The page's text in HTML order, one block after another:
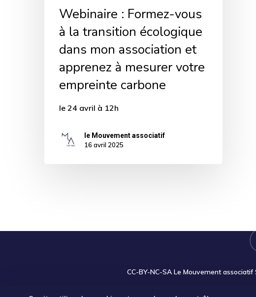
association
mesurer
votre
empreinte
Webinaire : Formez-vous
à la transition écologique
dans mon association et
apprenez à mesurer votre
empreinte carbone
le 24 avril à 12h
le Mouvement associatif
16 avril 2025
CC-BY-NC-SALe Mouvement associatif